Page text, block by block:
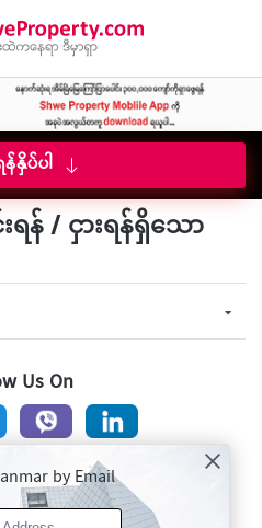
နှိပ်ပါ
ရန် / ငှားရန်ရှိသော
Us On
by Email